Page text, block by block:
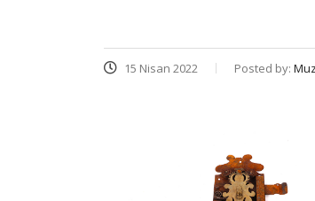
15 Nisan 2022 Posted by: